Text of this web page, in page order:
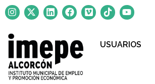
USUARIOS